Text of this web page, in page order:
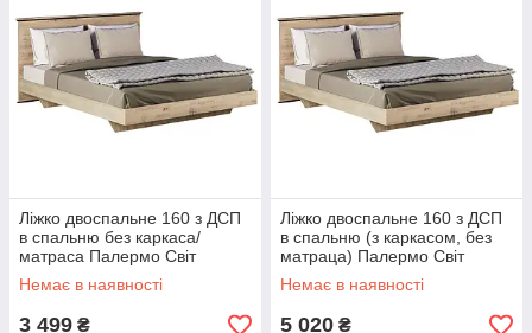
Ліжко двоспальне 160 з ДСП
в спальню без каркаса/
матраса Палермо Світ
Меблів
Немає в наявності
3 499 ₴
Ліжко двоспальне 160 з ДСП
в спальню (з каркасом, без
матраца) Палермо Світ
Меблів
Немає в наявності
5 020 ₴